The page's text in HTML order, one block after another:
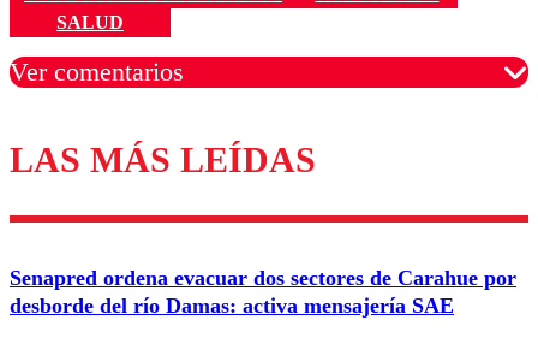
SALUD
Ver comentarios
Los comentarios son moderados para garantizar un
diálogo respetuoso.
Correo
LAS MÁS LEÍDAS
Senapred ordena evacuar dos sectores de Carahue por
desborde del río Damas: activa mensajería SAE